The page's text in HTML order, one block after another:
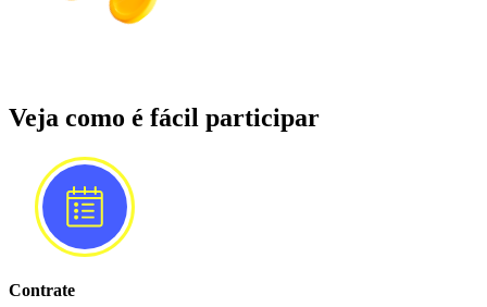
Veja como é fácil participar
Contrate